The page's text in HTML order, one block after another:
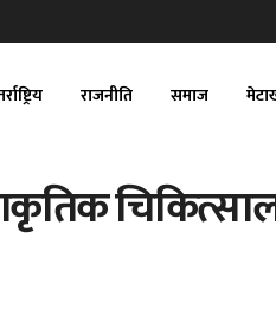
राजनीति समाज